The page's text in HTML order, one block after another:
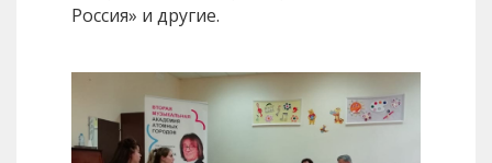
Россия» и другие.